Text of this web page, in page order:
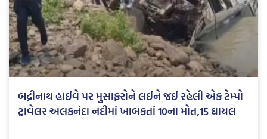
બદ્રીનાથ હાઈવે પર મુસાફરોને લઈને જઈ રહેલી એક ટેમ્પો
ટ્રાવેલર અલકનંદા નદીમાં ખાબકતાં 10ના મોત,15 ઘાયલ